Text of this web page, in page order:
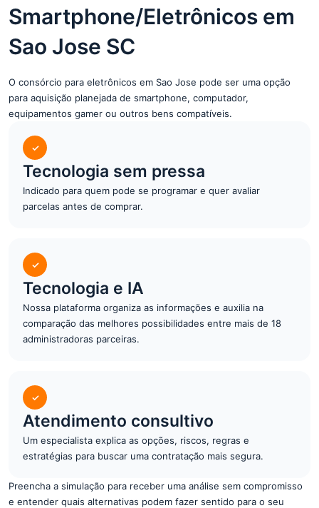
Smartphone/Eletrônicos em
Sao Jose SC
O consórcio para eletrônicos em Sao Jose pode ser uma opção
para aquisição planejada de smartphone, computador,
equipamentos gamer ou outros bens compatíveis.
✓
Tecnologia sem pressa
Indicado para quem pode se programar e quer avaliar
parcelas antes de comprar.
✓
Tecnologia e IA
Nossa plataforma organiza as informações e auxilia na
comparação das melhores possibilidades entre mais de 18
administradoras parceiras.
✓
Atendimento consultivo
Um especialista explica as opções, riscos, regras e
estratégias para buscar uma contratação mais segura.
Preencha a simulação para receber uma análise sem compromisso
e entender quais alternativas podem fazer sentido para o seu